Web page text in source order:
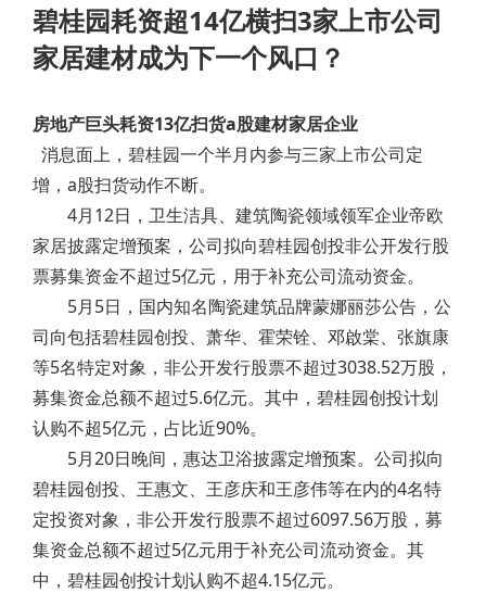
碧桂园耗资超14亿横扫3家上市公司
家居建材成为下一个风口？
房地产巨头耗资13亿扫货a股建材家居企业
消息面上，碧桂园一个半月内参与三家上市公司定
增，a股扫货动作不断。
4月12日，卫生洁具、建筑陶瓷领域领军企业帝欧
家居披露定增预案，公司拟向碧桂园创投非公开发行股
票募集资金不超过5亿元，用于补充公司流动资金。
5月5日，国内知名陶瓷建筑品牌蒙娜丽莎公告，公
司向包括碧桂园创投、萧华、霍荣铨、邓啟棠、张旗康
等5名特定对象，非公开发行股票不超过3038.52万股，
募集资金总额不超过5.6亿元。其中，碧桂园创投计划
认购不超5亿元，占比近90%。
5月20日晚间，惠达卫浴披露定增预案。公司拟向
碧桂园创投、王惠文、王彦庆和王彦伟等在内的4名特
定投资对象，非公开发行股票不超过6097.56万股，募
集资金总额不超过5亿元用于补充公司流动资金。其
中，碧桂园创投计划认购不超4.15亿元。